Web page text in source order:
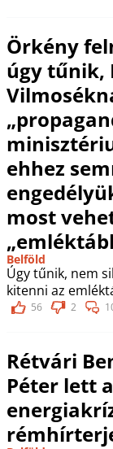
Örkény
úgy tűnik,
ehhez
most
Belföld
Úgy tűnik, nem
kitenni az
56 2
Rétvári
Péter lett